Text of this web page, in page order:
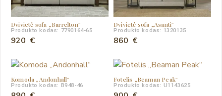
Dvivietė sofa „Barrelton“
Produkto kodas: 7790164-65
920 €
Dvivietė sofa „Asanti“
Produkto kodas: 1320135
860 €
Komoda „Andonhall“
Produkto kodas: B948-46
Fotelis „Beaman Peak“
Produkto kodas: U1143625